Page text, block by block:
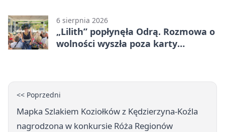
6 sierpnia 2026
„Lilith” popłynęła Odrą. Rozmowa o
wolności wyszła poza karty
<< Poprzedni
Mapka Szlakiem Koziołków z Kędzierzyna-Koźla
nagrodzona w konkursie Róża Regionów